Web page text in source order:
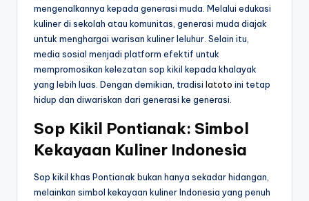
mengenalkannya kepada generasi muda. Melalui edukasi
kuliner di sekolah atau komunitas, generasi muda diajak
untuk menghargai warisan kuliner leluhur. Selain itu,
media sosial menjadi platform efektif untuk
mempromosikan kelezatan sop kikil kepada khalayak
yang lebih luas. Dengan demikian, tradisi latoto ini tetap
hidup dan diwariskan dari generasi ke generasi.
Sop Kikil Pontianak: Simbol
Kekayaan Kuliner Indonesia
Sop kikil khas Pontianak bukan hanya sekadar hidangan,
melainkan simbol kekayaan kuliner Indonesia yang penuh